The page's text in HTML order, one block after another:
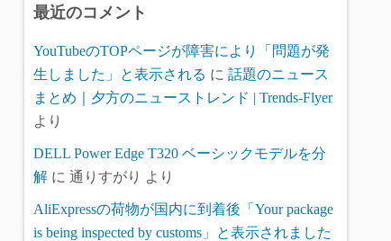
ブ
最近のコメント
YouTubeのTOPページが障害により「問題が発
生しました」と表示される に 話題のニュース
まとめ｜夕方のニューストレンド | Trends-Flyer
より
DELL Power Edge T320 ベーシックモデルを分
解 に 通りすがり より
AliExpressの荷物が国内に到着後「Your package
is being inspected by customs」と表示されました